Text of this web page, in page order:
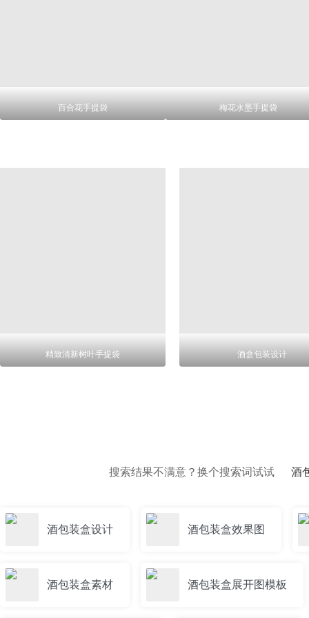
百合花手提袋 梅花水墨手提袋
精致清新树叶手提袋 酒盒包装设计
搜索结果不满意？换个搜索词试试 酒
酒包装盒设计 酒包装盒效果图
酒包装盒素材 酒包装盒展开图模板